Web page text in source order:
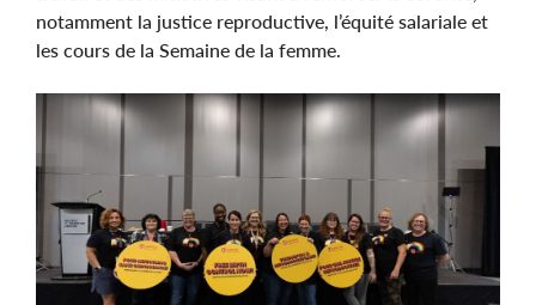
notamment la justice reproductive, l’équité salariale et
les cours de la Semaine de la femme.